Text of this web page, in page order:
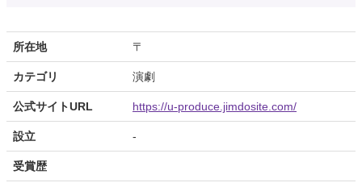
所在地 〒
カテゴリ 演劇
公式サイトURL https://u-produce.jimdosite.com/
設立 -
受賞歴